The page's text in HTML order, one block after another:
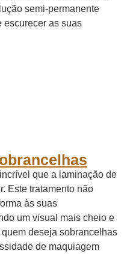
semi-permanente
escurecer as suas
que a laminação de
Este tratamento não
às suas
um visual mais cheio e
deseja sobrancelhas
de maquiagem